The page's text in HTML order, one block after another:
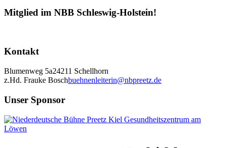
Mitglied im NBB Schleswig-Holstein!
Kontakt
Blumenweg 5a24211 Schellhorn
z.Hd. Frauke Boschbuehnenleiterin@nbpreetz.de
Unser Sponsor